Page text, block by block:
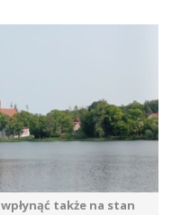
także na stan